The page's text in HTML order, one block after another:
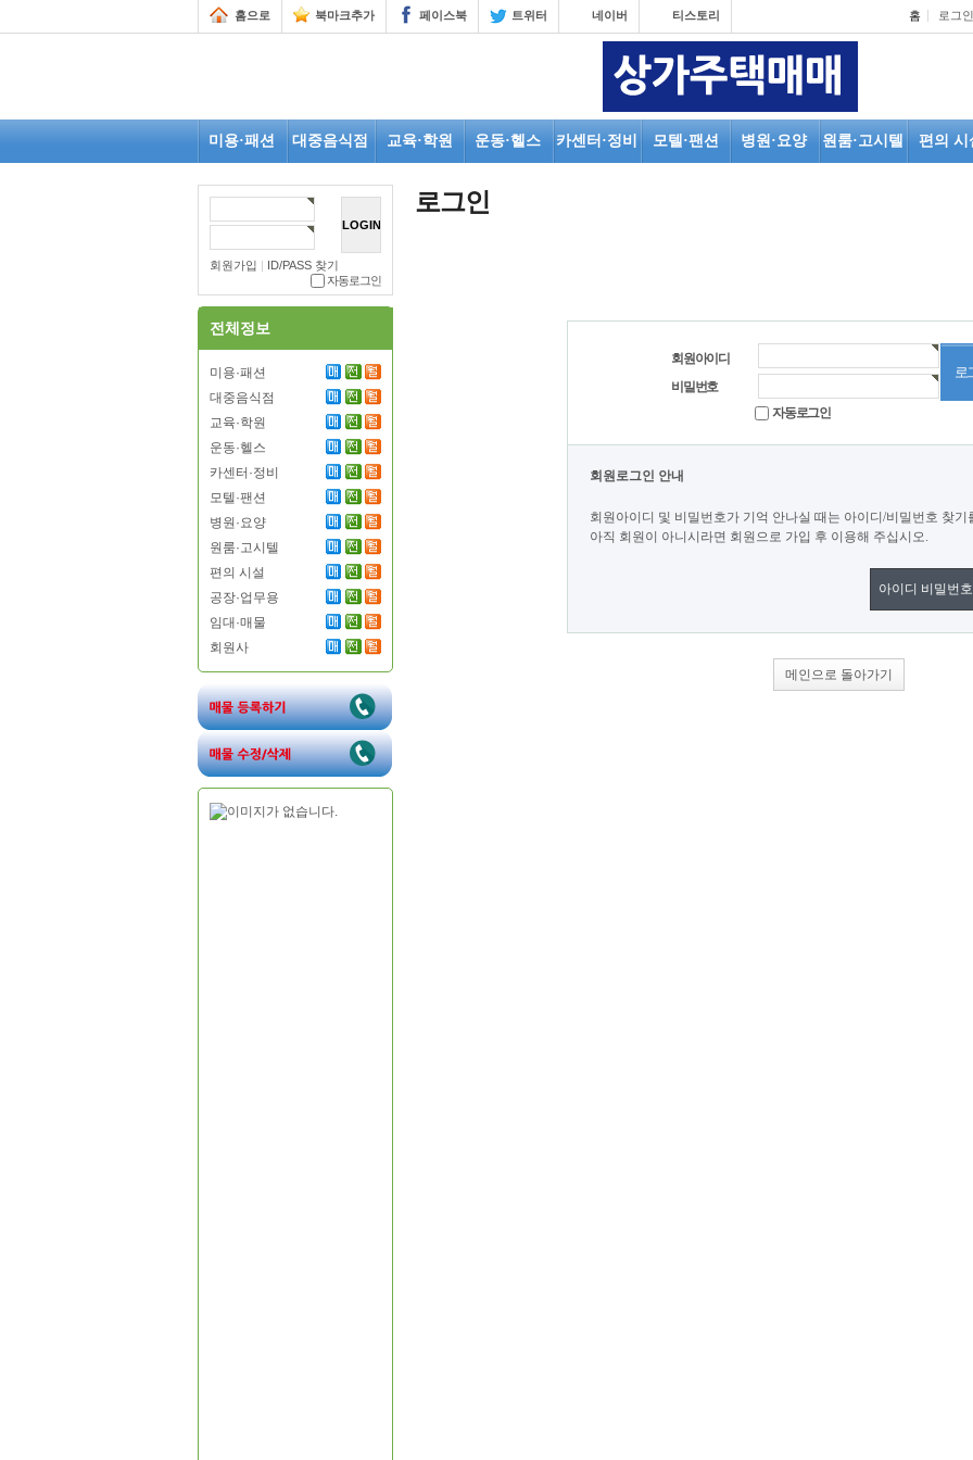
홈으로 북마크추가 페이스북 트위터 네이버 티스토리 홈 로그인
미용·패션 대중음식점 교육·학원 운동·헬스 카센터·정비 모텔·팬션 병원·요양 원룸·고시텔 편의 시
회원가입 | ID/PASS 찾기
자동로그인
전체정보
미용·패션
대중음식점
교육·학원
운동·헬스
카센터·정비
모텔·팬션
병원·요양
원룸·고시텔
편의 시설
공장·업무용
임대·매물
회원사
로그인
회원아이디
비밀번호
자동로그인
회원로그인 안내
회원아이디 및 비밀번호가 기억 안나실 때는 아이디/비밀번호 찾기
아직 회원이 아니시라면 회원으로 가입 후 이용해 주십시오.
아이디 비밀번호
메인으로 돌아가기